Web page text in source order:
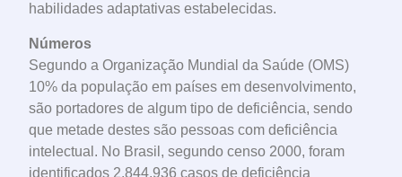
habilidades adaptativas estabelecidas.
Números
Segundo a Organização Mundial da Saúde (OMS)
10% da população em países em desenvolvimento,
são portadores de algum tipo de deficiência, sendo
que metade destes são pessoas com deficiência
intelectual. No Brasil, segundo censo 2000, foram
identificados 2.844.936 casos de deficiência